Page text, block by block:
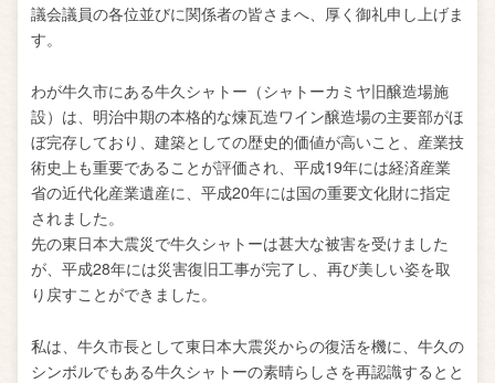
議会議員の各位並びに関係者の皆さまへ、厚く御礼申し上げま
す。
わが牛久市にある牛久シャトー（シャトーカミヤ旧醸造場施
設）は、明治中期の本格的な煉瓦造ワイン醸造場の主要部がほ
ぼ完存しており、建築としての歴史的価値が高いこと、産業技
術史上も重要であることが評価され、平成19年には経済産業
省の近代化産業遺産に、平成20年には国の重要文化財に指定
されました。
先の東日本大震災で牛久シャトーは甚大な被害を受けました
が、平成28年には災害復旧工事が完了し、再び美しい姿を取
り戻すことができました。
私は、牛久市長として東日本大震災からの復活を機に、牛久の
シンボルでもある牛久シャトーの素晴らしさを再認識するとと